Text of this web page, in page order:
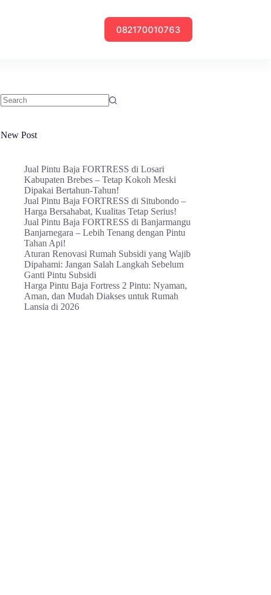
082170010763
New Post
Jual Pintu Baja FORTRESS di Losari
Kabupaten Brebes – Tetap Kokoh Meski
Dipakai Bertahun-Tahun!
Jual Pintu Baja FORTRESS di Situbondo –
Harga Bersahabat, Kualitas Tetap Serius!
Jual Pintu Baja FORTRESS di Banjarmangu
Banjarnegara – Lebih Tenang dengan Pintu
Tahan Api!
Aturan Renovasi Rumah Subsidi yang Wajib
Dipahami: Jangan Salah Langkah Sebelum
Ganti Pintu Subsidi
Harga Pintu Baja Fortress 2 Pintu: Nyaman,
Aman, dan Mudah Diakses untuk Rumah
Lansia di 2026